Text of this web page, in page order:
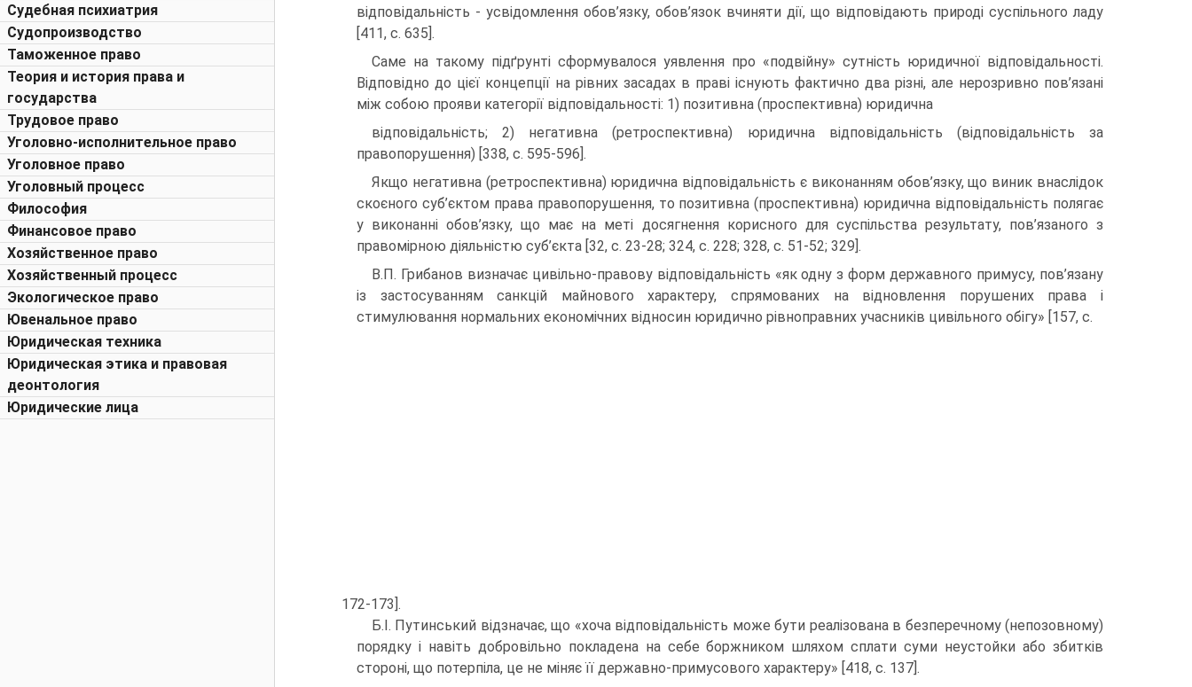
Судебная психиатрия
Судопроизводство
Таможенное право
Теория и история права и
государства
Трудовое право
Уголовно-исполнительное право
Уголовное право
Уголовный процесс
Философия
Финансовое право
Хозяйственное право
Хозяйственный процесс
Экологическое право
Ювенальное право
Юридическая техника
Юридическая этика и правовая
деонтология
Юридические лица
відповідальність - усвідомлення обов’язку, обов’язок вчиняти дії, що відповідають природі суспільного ладу
[411, c. 635].
Саме на такому підґрунті сформувалося уявлення про «подвійну» сутність юридичної відповідальності.
Відповідно до цієї концепції на рівних засадах в праві існують фактично два різні, але нерозривно пов’язані
між собою прояви категорії відповідальності: 1) позитивна (проспективна) юридична
відповідальність; 2) негативна (ретроспективна) юридична відповідальність (відповідальність за
правопорушення) [338, с. 595-596].
Якщо негативна (ретроспективна) юридична відповідальність є виконанням обов’язку, що виник внаслідок
скоєного суб’єктом права правопорушення, то позитивна (проспективна) юридична відповідальність полягає
у виконанні обов’язку, що має на меті досягнення корисного для суспільства результату, пов’язаного з
правомірною діяльністю суб’єкта [32, с. 23-28; 324, с. 228; 328, с. 51-52; 329].
В.П. Грибанов визначає цивільно-правову відповідальність «як одну з форм державного примусу, пов’язану
із застосуванням санкцій майнового характеру, спрямованих на відновлення порушених права і
стимулювання нормальних економічних відносин юридично рівноправних учасників цивільного обігу» [157, с.
172-173].
Б.І. Путинський відзначає, що «хоча відповідальність може бути реалізована в безперечному (непозовному)
порядку і навіть добровільно покладена на себе боржником шляхом сплати суми неустойки або збитків
стороні, що потерпіла, це не міняє її державно-примусового характеру» [418, с. 137].